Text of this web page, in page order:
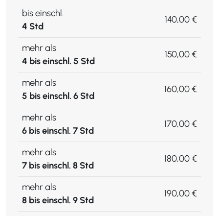
bis einschl.
4 Std
140,00 €
mehr als
4 bis einschl. 5 Std
150,00 €
mehr als
5 bis einschl. 6 Std
160,00 €
mehr als
6 bis einschl. 7 Std
170,00 €
mehr als
7 bis einschl. 8 Std
180,00 €
mehr als
8 bis einschl. 9 Std
190,00 €